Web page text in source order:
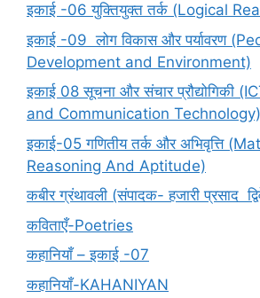
इकाई -06 युक्तियुक्त तर्क (Logical
इकाई -09 लोग विकास और पर्यावरण
Development and Environment)
इकाई 08 सूचना और संचार प्रौद्योगिकी
and Communication Technology)
इकाई-05 गणितीय तर्क और अभिवृत्ति
Reasoning And Aptitude)
कबीर ग्रंथावली (संपादक- हजारी प्रसाद
कविताएँ-Poetries
कहानियाँ – इकाई -07
कहानियाँ-KAHANIYAN